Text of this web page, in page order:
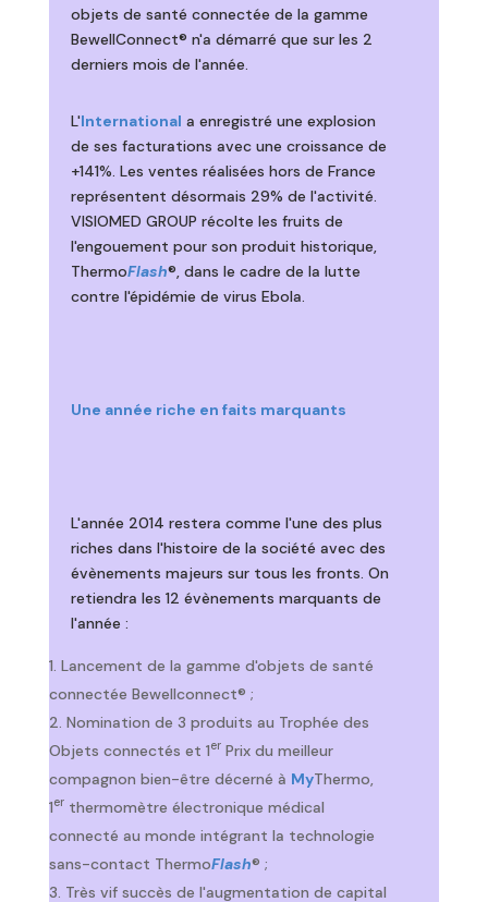
objets de santé connectée de la gamme
BewellConnect® n'a démarré que sur les 2
derniers mois de l'année.
L'International a enregistré une explosion
de ses facturations avec une croissance de
+141%. Les ventes réalisées hors de France
représentent désormais 29% de l'activité.
VISIOMED GROUP récolte les fruits de
l'engouement pour son produit historique,
ThermoFlash®, dans le cadre de la lutte
contre l'épidémie de virus Ebola.
Une année riche en faits marquants
L'année 2014 restera comme l'une des plus
riches dans l'histoire de la société avec des
évènements majeurs sur tous les fronts. On
retiendra les 12 évènements marquants de
l'année :
Lancement de la gamme d'objets de santé
connectée Bewellconnect® ;
Nomination de 3 produits au Trophée des
Objets connectés et 1erPrix du meilleur
compagnon bien-être décerné à MyThermo,
1erthermomètre électronique médical
connecté au monde intégrant la technologie
sans-contact ThermoFlash® ;
Très vif succès de l'augmentation de capital